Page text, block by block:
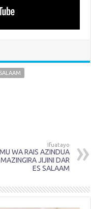
Ifuatayo
WA RAIS AZINDUA
JIJINI DAR
ES SALAAM